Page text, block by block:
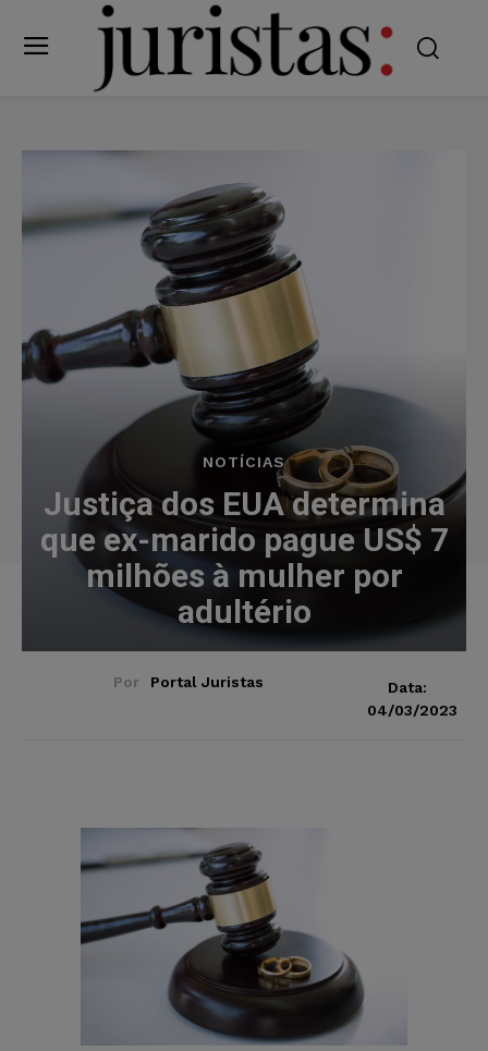
NOTÍCIAS
Justiça dos EUA determina
que ex-marido pague US$ 7
milhões à mulher por
adultério
Por Portal Juristas
Data:
04/03/2023